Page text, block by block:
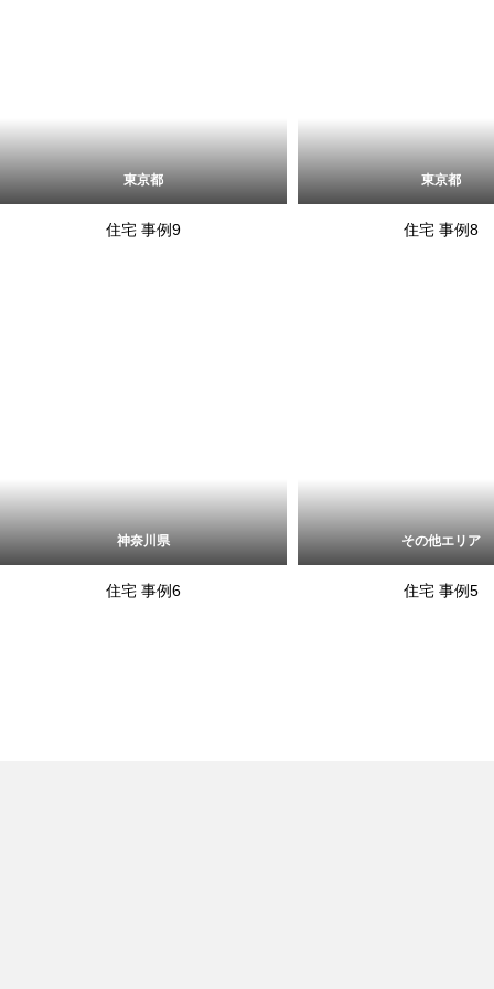
東京都
住宅 事例9
東京都
住宅 事例8
神奈川県
住宅 事例6
その他エリア
住宅 事例5